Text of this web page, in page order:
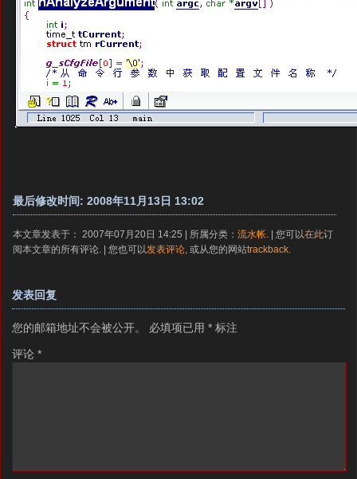
最后修改时间: 2008年11月13日 13:02
本文章发表于： 2007年07月20日 14:25 | 所属分类：流水帐 . | 您可以在此订
阅本文章的所有评论. | 您也可以 发表评论 , 或从您的网站trackback
发表回复
您的邮箱地址不会被公开。 必填项已用 * 标注
评论 *